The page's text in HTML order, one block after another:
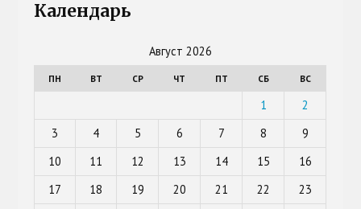
Календарь
Август 2026
ПН ВТ СР ЧТ ПТ СБ ВС
1
2
3
4 5 6 7 8
9
10
11 12 13 14 15
16
17
18 19 20 21 22
23